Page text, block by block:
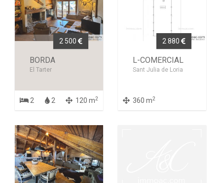
2 500
BORDA
El Tarter
2 2 120 m2
2 880
L-COMERCIAL
Sant Julia de Loria
360 m2